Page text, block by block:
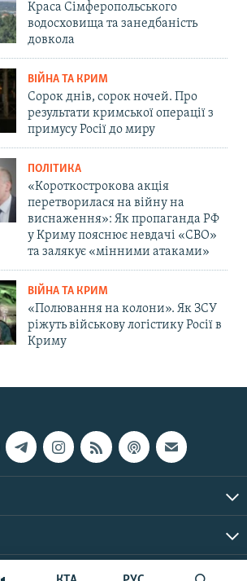
Краса Сімферопольського
водосховища та занедбаність
довкола
ВІЙНА ТА КРИМ
Сорок днів, сорок ночей. Про
результати кримської операції з
примусу Росії до миру
ПОЛІТИКА
«Короткострокова акція
перетворилася на війну на
виснаження»: Як пропаганда РФ
у Криму пояснює невдачі «СВО»
та залякує «мінними атаками»
ВІЙНА ТА КРИМ
«Полювання на колони». Як ЗСУ
ріжуть військову логістику Росії в
Криму
© Крим.Реалії, 2026 | Усі права застережено.